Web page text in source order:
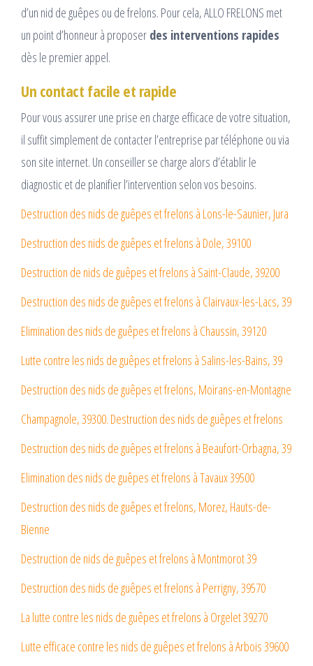
d’un nid de guêpes ou de frelons. Pour cela, ALLO FRELONS met
un point d’honneur à proposer des interventions rapides
dès le premier appel.
Un contact facile et rapide
Pour vous assurer une prise en charge efficace de votre situation,
il suffit simplement de contacter l’entreprise par téléphone ou via
son site internet. Un conseiller se charge alors d’établir le
diagnostic et de planifier l’intervention selon vos besoins.
Destruction des nids de guêpes et frelons à Lons-le-Saunier, Jura
Destruction des nids de guêpes et frelons à Dole, 39100
Destruction de nids de guêpes et frelons à Saint-Claude, 39200
Destruction des nids de guêpes et frelons à Clairvaux-les-Lacs, 39
Elimination des nids de guêpes et frelons à Chaussin, 39120
Lutte contre les nids de guêpes et frelons à Salins-les-Bains, 39
Destruction des nids de guêpes et frelons, Moirans-en-Montagne
Champagnole, 39300. Destruction des nids de guêpes et frelons
Destruction des nids de guêpes et frelons à Beaufort-Orbagna, 39
Elimination des nids de guêpes et frelons à Tavaux 39500
Destruction des nids de guêpes et frelons, Morez, Hauts-de-
Bienne
Destruction de nids de guêpes et frelons à Montmorot 39
Destruction des nids de guêpes et frelons à Perrigny, 39570
La lutte contre les nids de guêpes et frelons à Orgelet 39270
Lutte efficace contre les nids de guêpes et frelons à Arbois 39600